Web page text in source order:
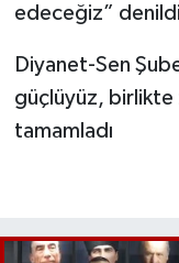
edeceğiz”
Diyanet-Sen
güçlüyüz,
tamamladı